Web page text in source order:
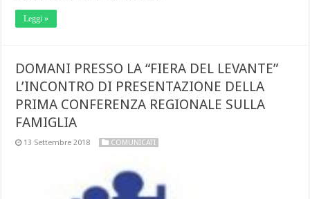
Leggi »
DOMANI PRESSO LA “FIERA DEL LEVANTE”
L’INCONTRO DI PRESENTAZIONE DELLA
PRIMA CONFERENZA REGIONALE SULLA
FAMIGLIA
13 Settembre 2018 COMUNICATI